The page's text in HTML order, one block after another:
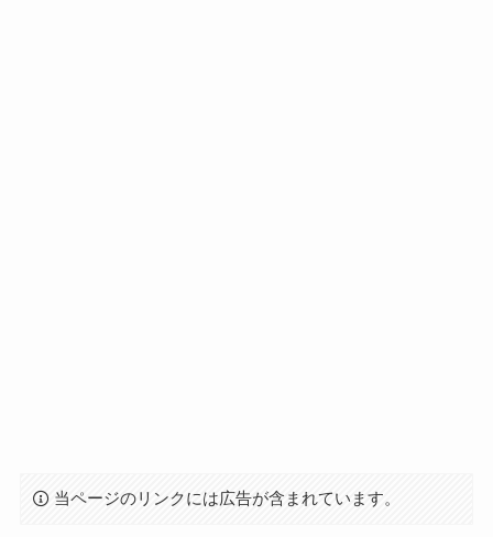
当ページのリンクには広告が含まれています。